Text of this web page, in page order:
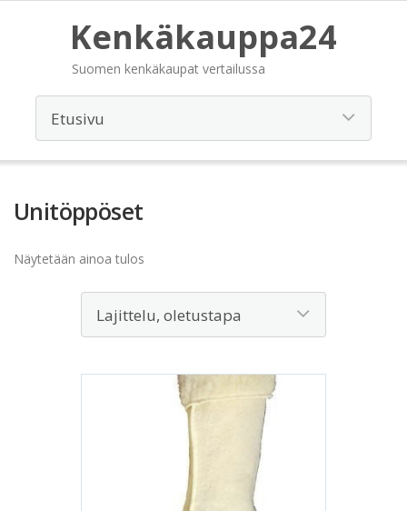
Kenkäkauppa24
Suomen kenkäkaupat vertailussa
Unitöppöset
Näytetään ainoa tulos